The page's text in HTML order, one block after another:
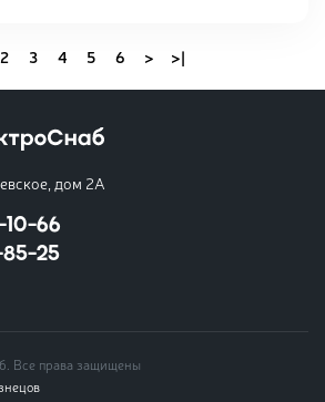
2 3 4 5 6 > >|
дом 2А
10-66
85-25
Все права защищены